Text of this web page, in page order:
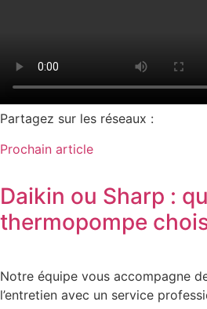
Partagez sur les réseaux :
Prochain article
Daikin ou Sharp :
thermopompe
Notre équipe vous accompagne
l’entretien avec un service